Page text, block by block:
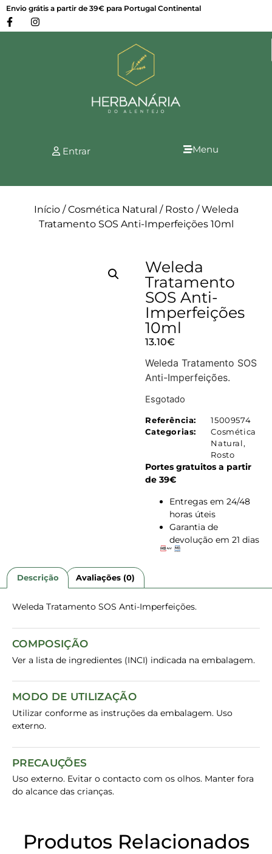
Envio grátis a partir de 39€ para Portugal Continental
Entrar Menu
Início/Cosmética Natural / Rosto/ Weleda
Tratamento SOS Anti-Imperfeições 10ml
Weleda
Tratamento
SOS Anti-
Imperfeições
10ml
13.10€
Weleda Tratamento SOS
Anti-Imperfeições.
Esgotado
Referência:
15009574
Categorias:
Cosmética
Natural,
Rosto
Portes gratuitos a partir
de 39€
Entregas em 24/48
horas úteis
Garantia de
devolução em 21 dias
Descrição Avaliações (0)
Weleda Tratamento SOS Anti-Imperfeições.
COMPOSIÇÃO
Ver a lista de ingredientes (INCI) indicada na embalagem.
MODO DE UTILIZAÇÃO
Utilizar conforme as instruções da embalagem. Uso
externo.
PRECAUÇÕES
Uso externo. Evitar o contacto com os olhos. Manter fora
do alcance das crianças.
Produtos Relacionados